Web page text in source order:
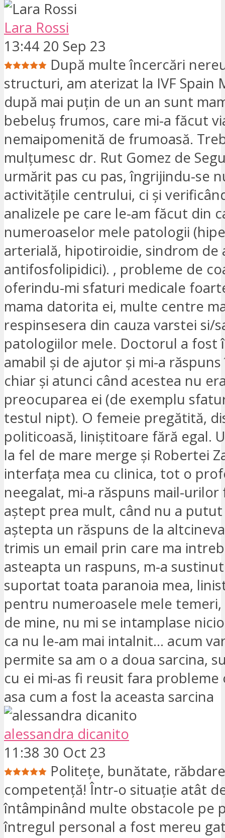
Lara Rossi
13:44 20 Sep 23
După multe încercări
structuri, am aterizat la IVF Spain
după mai puțin de un an sunt
bebeluș frumos, care mi-a făcut
nemaipomenită de frumoasă.
mulțumesc dr. Rut Gomez de
urmărit pas cu pas, îngrijindu-se
activitățile centrului, ci și
analizele pe care le-am făcut din
numeroaselor mele patologii
arterială, hipotiroidie, sindrom de
antifosfolipidici). , probleme de
oferindu-mi sfaturi medicale
mama datorita ei, multe centre
respinsesera din cauza varstei si/
patologiilor mele. Doctorul a fost
amabil și de ajutor și mi-a
chiar și atunci când acestea nu
preocuparea ei (de exemplu
testul nipt). O femeie pregătită,
politicoasă, liniștitoare fără egal.
la fel de mare merge și Robertei
interfața mea cu clinica, tot o
neegalat, mi-a răspuns mail-urilor
aștept prea mult, când nu a
aștepta un răspuns de la
trimis un email prin care ma
asteapta un raspuns, m-a
suportat toata paranoia mea,
pentru numeroasele mele
de mine, nu mi se intamplase
ca nu le-am mai intalnit... acum
permite sa am o a doua sarcina,
cu ei mi-as fi reusit fara
asa cum a fost la aceasta sarcina
alessandra dicanito
11:38 30 Oct 23
Politețe, bunătate,
competență! Într-o situație atât
întâmpinând multe obstacole pe
întregul personal a fost mereu